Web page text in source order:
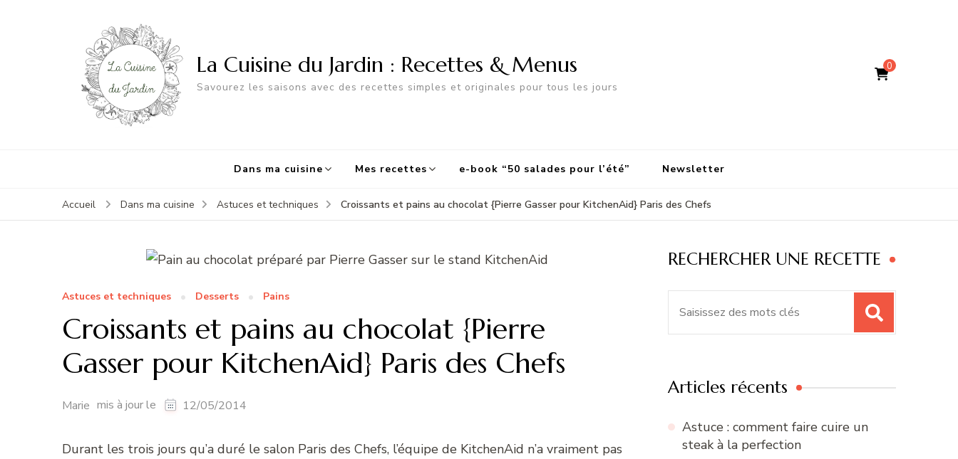
0
La Cuisine du Jardin : Recettes & Menus
Savourez les saisons avec des recettes simples et originales pour tous les jours
Dans ma cuisine Mes recettes e-book “50 salades pour l’été” Newsletter
Accueil Dans ma cuisine Astuces et techniques Croissants et pains au chocolat {Pierre Gasser pour KitchenAid} Paris des Chefs
Astuces et techniques Desserts Pains
Croissants et pains au chocolat {Pierre
Gasser pour KitchenAid} Paris des Chefs
Marie mis à jour le 12/05/2014
Durant les trois jours qu’a duré le salon Paris des Chefs, l’équipe de KitchenAid n’a vraiment pas
RECHERCHER UNE RECETTE
Articles récents
Astuce : comment faire cuire un
steak à la perfection